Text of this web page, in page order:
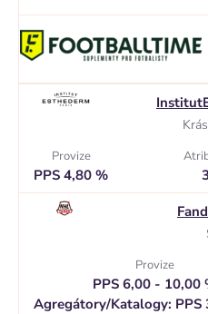
Provize
PPS 4,80 %
Provize
PPS 6,00 - 10,00
Agregátory/Katalogy: PPS